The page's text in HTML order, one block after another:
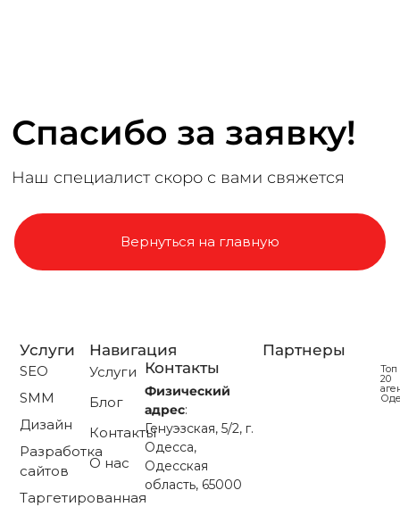
Спасибо за заявку!
Наш специалист скоро с вами свяжется
Вернуться на главную
Партнеры
Топ
20
Навигация
Услуги
Блог
Контакты
О нас
Услуги
SEO
SMM
Дизайн
Разработка
сайтов
Таргетированная
Контакты
Физический
адрес:
Генуэзская, 5/2, г.
Одесса,
Одесская
область, 65000